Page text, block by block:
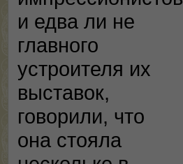
и едва ли не
главного
устроителя их
выставок,
говорили, что
она стояла